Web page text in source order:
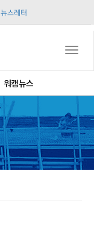
뉴스레터
워캠뉴스